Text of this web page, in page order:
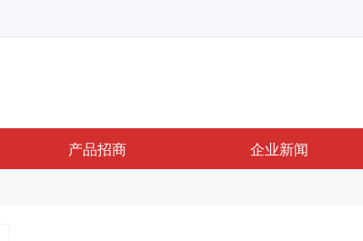
产品招商 企业新闻